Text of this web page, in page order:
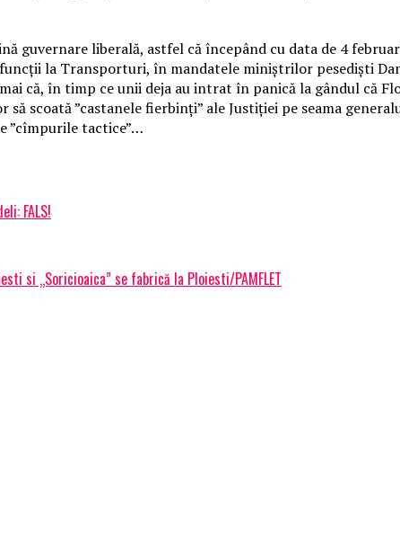
liberală, astfel că începând cu data de 4
la Transporturi, în mandatele miniștrilor pesediști Dan
că, în timp ce unii deja au intrat în panică la gândul că
scoată ”castanele fierbinți” ale Justiției pe seama
”cîmpurile tactice”…
FALS!
si „Soricioaica” se fabrică la Ploiesti/PAMFLET